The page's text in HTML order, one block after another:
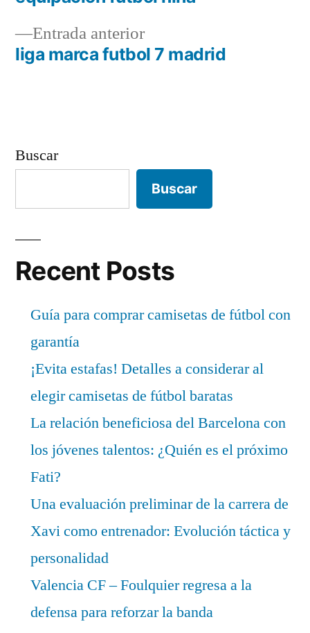
Navegación
de
entradas
Entrada anteriorEntrada
anterior:
liga marca futbol 7 madrid
Buscar
Buscar
Recent Posts
Guía para comprar camisetas de fútbol con
garantía
¡Evita estafas! Detalles a considerar al
elegir camisetas de fútbol baratas
La relación beneficiosa del Barcelona con
los jóvenes talentos: ¿Quién es el próximo
Fati?
Una evaluación preliminar de la carrera de
Xavi como entrenador: Evolución táctica y
personalidad
Valencia CF – Foulquier regresa a la
defensa para reforzar la banda